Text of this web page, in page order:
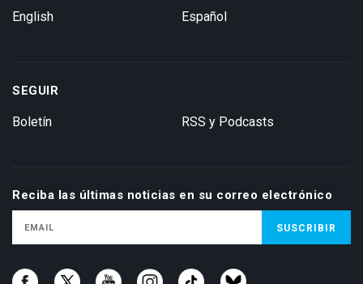
English Español
SEGUIR
Boletín RSS y Podcasts
Reciba las últimas noticias en su correo electrónico